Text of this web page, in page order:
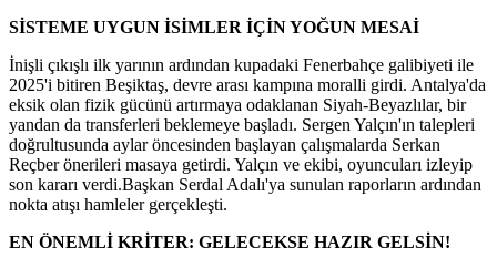
SİSTEME UYGUN İSİMLER İÇİN YOĞUN MESAİ
İnişli çıkışlı ilk yarının ardından kupadaki Fenerbahçe galibiyeti ile
2025'i bitiren Beşiktaş, devre arası kampına moralli girdi. Antalya'da
eksik olan fizik gücünü artırmaya odaklanan Siyah-Beyazlılar, bir
yandan da transferleri beklemeye başladı. Sergen Yalçın'ın talepleri
doğrultusunda aylar öncesinden başlayan çalışmalarda Serkan
Reçber önerileri masaya getirdi. Yalçın ve ekibi, oyuncuları izleyip
son kararı verdi.Başkan Serdal Adalı'ya sunulan raporların ardından
nokta atışı hamleler gerçekleşti.
EN ÖNEMLİ KRİTER: GELECEKSE HAZIR GELSİN!